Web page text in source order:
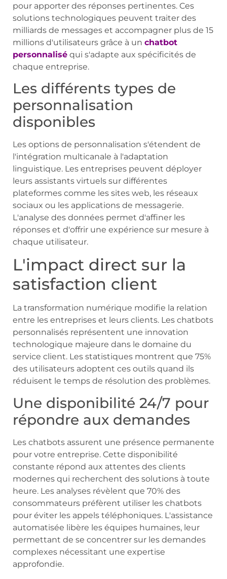
pour apporter des réponses pertinentes. Ces
solutions technologiques peuvent traiter des
milliards de messages et accompagner plus de 15
millions d'utilisateurs grâce à un chatbot
personnalisé qui s'adapte aux spécificités de
chaque entreprise.
Les différents types de
personnalisation
disponibles
Les options de personnalisation s'étendent de
l'intégration multicanale à l'adaptation
linguistique. Les entreprises peuvent déployer
leurs assistants virtuels sur différentes
plateformes comme les sites web, les réseaux
sociaux ou les applications de messagerie.
L'analyse des données permet d'affiner les
réponses et d'offrir une expérience sur mesure à
chaque utilisateur.
L'impact direct sur la
satisfaction client
La transformation numérique modifie la relation
entre les entreprises et leurs clients. Les chatbots
personnalisés représentent une innovation
technologique majeure dans le domaine du
service client. Les statistiques montrent que 75%
des utilisateurs adoptent ces outils quand ils
réduisent le temps de résolution des problèmes.
Une disponibilité 24/7 pour
répondre aux demandes
Les chatbots assurent une présence permanente
pour votre entreprise. Cette disponibilité
constante répond aux attentes des clients
modernes qui recherchent des solutions à toute
heure. Les analyses révèlent que 70% des
consommateurs préfèrent utiliser les chatbots
pour éviter les appels téléphoniques. L'assistance
automatisée libère les équipes humaines, leur
permettant de se concentrer sur les demandes
complexes nécessitant une expertise
approfondie.